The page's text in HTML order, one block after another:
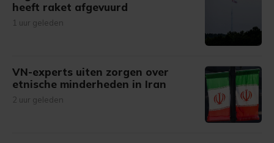
heeft raket afgevuurd
1 uur geleden
VN-experts uiten zorgen over
etnische minderheden in Iran
2 uur geleden